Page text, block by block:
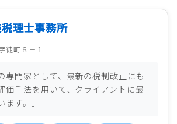
理士事務所
徒町８－１
専門家として、最新の税制改正にも
価手法を用いて、クライアントに最
す。」